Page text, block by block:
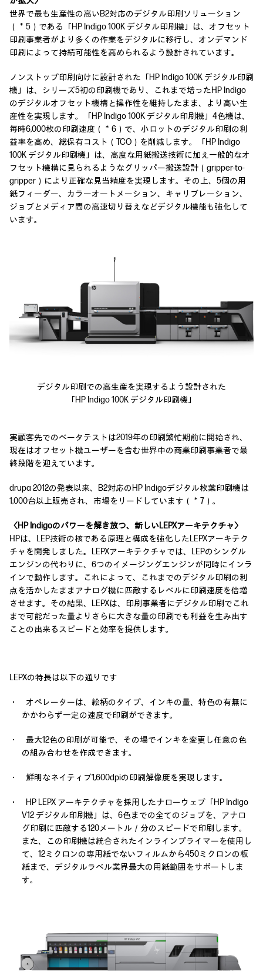
世界で最も生産性の高いB2対応のデジタル印刷ソリューション
（＊5）である「HP Indigo 100K デジタル印刷機」は、オフセット
印刷事業者がより多くの作業をデジタルに移行し、オンデマンド
印刷によって持続可能性を高められるよう設計されています。
ノンストップ印刷向けに設計された「HP Indigo 100K デジタル印刷
機」は、シリーズ5初の印刷機であり、これまで培ったHP Indigo
のデジタルオフセット機構と操作性を維持したまま、より高い生
産性を実現します。「HP Indigo 100K デジタル印刷機」4色機は、
毎時6,000枚の印刷速度（＊6）で、小ロットのデジタル印刷の利
益率を高め、総保有コスト（TCO）を削減します。「HP Indigo
100K デジタル印刷機」は、高度な用紙搬送技術に加え一般的なオ
フセット機構に見られるようなグリッパー搬送設計（gripper-to-
gripper）により正確な見当精度を実現します。その上、5個の用
紙フィーダー、カラーオートメーション、キャリブレーション、
ジョブとメディア間の高速切り替えなどデジタル機能も強化して
います。
デジタル印刷での高生産を実現するよう設計された
「HP Indigo 100K デジタル印刷機」
実顧客先でのベータテストは2019年の印刷繁忙期前に開始され、
現在はオフセット機ユーザーを含む世界中の商業印刷事業者で最
終段階を迎えています。
drupa 2012の発表以来、B2対応のHP Indigoデジタル枚葉印刷機は
1,000台以上販売され、市場をリードしています（＊7）。
〈HP Indigoのパワーを解き放つ、新しいLEPXアーキテクチャ〉
HPは、LEP技術の核である原理と構成を強化したLEPXアーキテク
チャを開発しました。LEPXアーキテクチャでは、LEPのシングル
エンジンの代わりに、6つのイメージングエンジンが同時にインラ
インで動作します。これによって、これまでのデジタル印刷の利
点を活かしたままアナログ機に匹敵するレベルに印刷速度を倍増
させます。その結果、LEPXは、印刷事業者にデジタル印刷でこれ
まで可能だった量よりさらに大きな量の印刷でも利益を生み出す
ことの出来るスピードと効率を提供します。
LEPXの特長は以下の通りです
・ オペレーターは、絵柄のタイプ、インキの量、特色の有無に
かかわらず一定の速度で印刷ができます。
・ 最大12色の印刷が可能で、その場でインキを変更し任意の色
の組み合わせを作成できます。
・ 鮮明なネイティブ1,600dpiの印刷解像度を実現します。
・ HP LEPX アーキテクチャを採用したナローウェブ「HP Indigo
V12 デジタル印刷機」は、6色までの全てのジョブを、アナロ
グ印刷に匹敵する120メートル／分のスピードで印刷します。
また、この印刷機は統合されたインラインプライマーを使用し
て、12ミクロンの専用紙でないフィルムから450ミクロンの板
紙まで、デジタルラベル業界最大の用紙範囲をサポートしま
す。